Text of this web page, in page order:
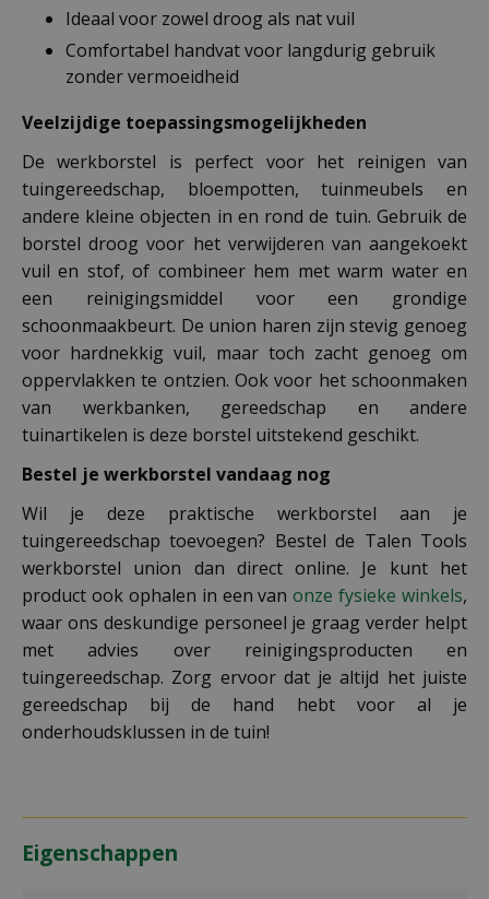
Ideaal voor zowel droog als nat vuil
Comfortabel handvat voor langdurig gebruik
zonder vermoeidheid
Veelzijdige toepassingsmogelijkheden
De werkborstel is perfect voor het reinigen van
tuingereedschap, bloempotten, tuinmeubels en
andere kleine objecten in en rond de tuin. Gebruik de
borstel droog voor het verwijderen van aangekoekt
vuil en stof, of combineer hem met warm water en
een reinigingsmiddel voor een grondige
schoonmaakbeurt. De union haren zijn stevig genoeg
voor hardnekkig vuil, maar toch zacht genoeg om
oppervlakken te ontzien. Ook voor het schoonmaken
van werkbanken, gereedschap en andere
tuinartikelen is deze borstel uitstekend geschikt.
Bestel je werkborstel vandaag nog
Wil je deze praktische werkborstel aan je
tuingereedschap toevoegen? Bestel de Talen Tools
werkborstel union dan direct online. Je kunt het
product ook ophalen in een vanonze fysieke winkels,
waar ons deskundige personeel je graag verder helpt
met advies over reinigingsproducten en
tuingereedschap. Zorg ervoor dat je altijd het juiste
gereedschap bij de hand hebt voor al je
onderhoudsklussen in de tuin!
Eigenschappen